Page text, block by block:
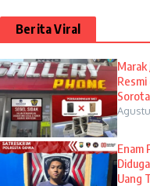
Berita Viral
​Marak
Resmi
Enam
Uang